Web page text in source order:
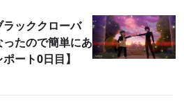
ラッククローバ
たので簡単にあ
ート0日目】